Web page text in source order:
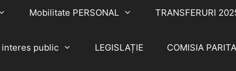
Mobilitate PERSONAL TRANSFERURI
public LEGISLAȚIE COMISIA